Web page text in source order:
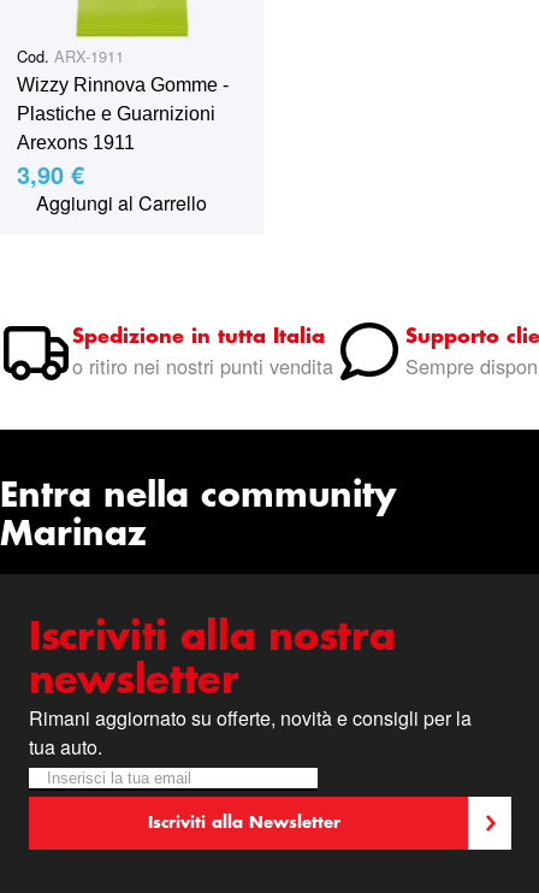
Cod. ARX-1911
Wizzy Rinnova Gomme -
Plastiche e Guarnizioni
Arexons 1911
3,90 €
Aggiungi al Carrello
Spedizione in tutta Italia
o ritiro nei nostri punti vendita
Supporto
Sempre
Entra nella community
Marinaz
Iscriviti alla nostra
newsletter
Rimani aggiornato su offerte, novità e consigli per la
tua auto.
Newsletter
Iscriviti alla nostra Newsletter:
Iscriviti alla Newsletter